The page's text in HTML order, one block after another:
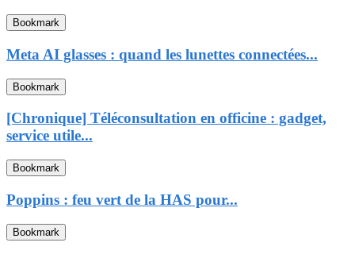
Bookmark
Meta AI glasses : quand les lunettes connectées...
Bookmark
[Chronique] Téléconsultation en officine : gadget,
service utile...
Bookmark
Poppins : feu vert de la HAS pour...
Bookmark